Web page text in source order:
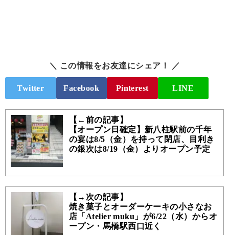
＼ この情報をお友達にシェア！ ／
Twitter Facebook Pinterest LINE
【←前の記事】
【オープン日確定】新八柱駅前の千年
の宴は8/5（金）を持って閉店、目利き
の銀次は8/19（金）よりオープン予定
【→次の記事】
焼き菓子とオーダーケーキの小さなお
店「Atelier muku」が6/22（水）からオ
ープン・馬橋駅西口近く